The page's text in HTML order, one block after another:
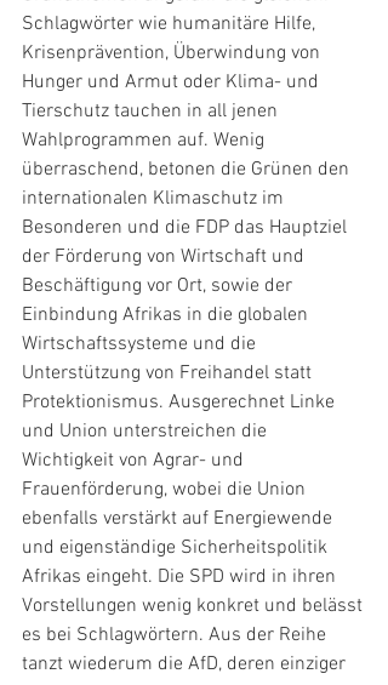
Schlagwörter wie humanitäre Hilfe,
Krisenprävention, Überwindung von
Hunger und Armut oder Klima- und
Tierschutz tauchen in all jenen
Wahlprogrammen auf. Wenig
überraschend, betonen die Grünen den
internationalen Klimaschutz im
Besonderen und die FDP das Hauptziel
der Förderung von Wirtschaft und
Beschäftigung vor Ort, sowie der
Einbindung Afrikas in die globalen
Wirtschaftssysteme und die
Unterstützung von Freihandel statt
Protektionismus. Ausgerechnet Linke
und Union unterstreichen die
Wichtigkeit von Agrar- und
Frauenförderung, wobei die Union
ebenfalls verstärkt auf Energiewende
und eigenständige Sicherheitspolitik
Afrikas eingeht. Die SPD wird in ihren
Vorstellungen wenig konkret und belässt
es bei Schlagwörtern. Aus der Reihe
tanzt wiederum die AfD, deren einziger